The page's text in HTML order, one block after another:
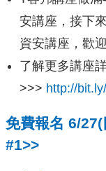
安講座，接下
資安講座，歡
了解更多講座
>>> http://
免費報名 6/
#1>>